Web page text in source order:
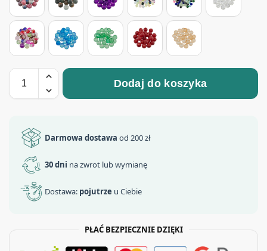
Dodaj do koszyka
Darmowa dostawa od 200 zł
30 dni na zwrot lub wymianę
Dostawa: pojutrze u Ciebie
PŁAĆ BEZPIECZNIE DZIĘKI